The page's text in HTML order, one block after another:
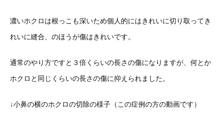
濃いホクロは根っこも深いため個人的にはきれいに切り取ってき
れいに縫合、のほうが傷はきれいです。
通常のやり方ですと３倍くらいの長さの傷になりますが、何とか
ホクロと同じくらいの長さの傷に抑えられました。
↓小鼻の横のホクロの切除の様子（この症例の方の動画です）